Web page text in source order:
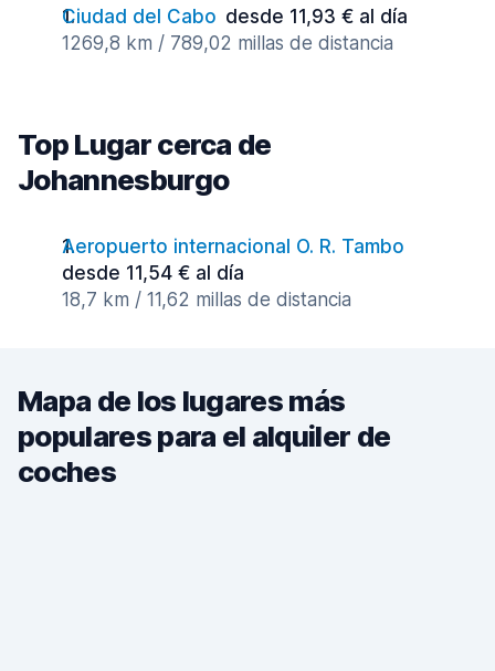
Ciudad del Cabo desde 11,93 € al día
1269,8 km / 789,02 millas de distancia
Top Lugar cerca de
Johannesburgo
Aeropuerto internacional O. R. Tambo
desde 11,54 € al día
18,7 km / 11,62 millas de distancia
Mapa de los lugares más
populares para el alquiler de
coches